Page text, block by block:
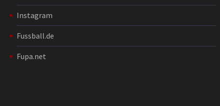
Instagram
Fussball.de
Fupa.net